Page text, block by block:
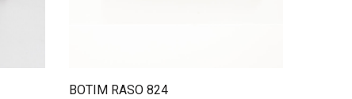
BOTIM RASO 824